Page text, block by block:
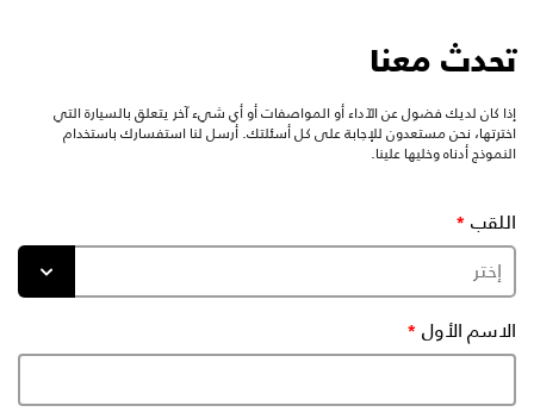
تحدث معنا
إذا كان لديك فضول عن الآداء أو المواصفات أو أي شيء آخر يتعلق بالسيارة التي
اخترتها، نحن مستعدون للإجابة على كل أسئلتك. أرسل لنا استفسارك باستخدام
النموذج أدناه وخليها علينا.
اللقب
الاسم الأول